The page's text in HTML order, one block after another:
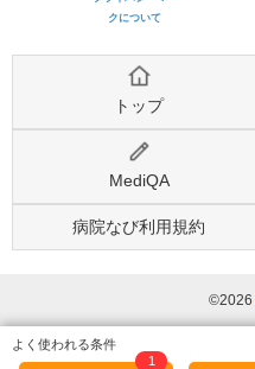
クについて
トップ
MediQA
病院なび利用規約
©2026
1